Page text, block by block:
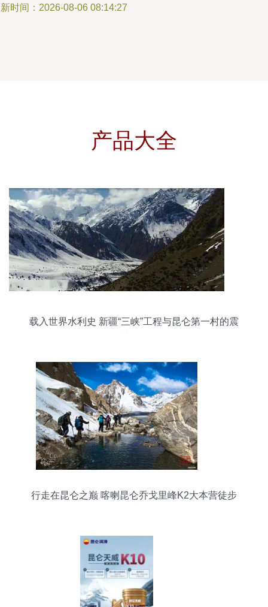
时间：2026-08-06 08:14:27
产品大全
载入世界水利史 新疆“三峡”工程与昆仑第一村的震
行走在昆仑之巅 喀喇昆仑乔戈里峰K2大本营徒步